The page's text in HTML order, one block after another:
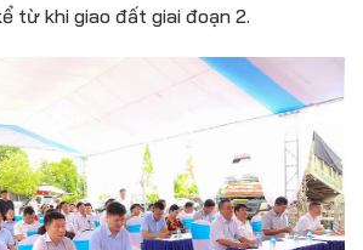
từ khi giao đất giai đoạn 2.